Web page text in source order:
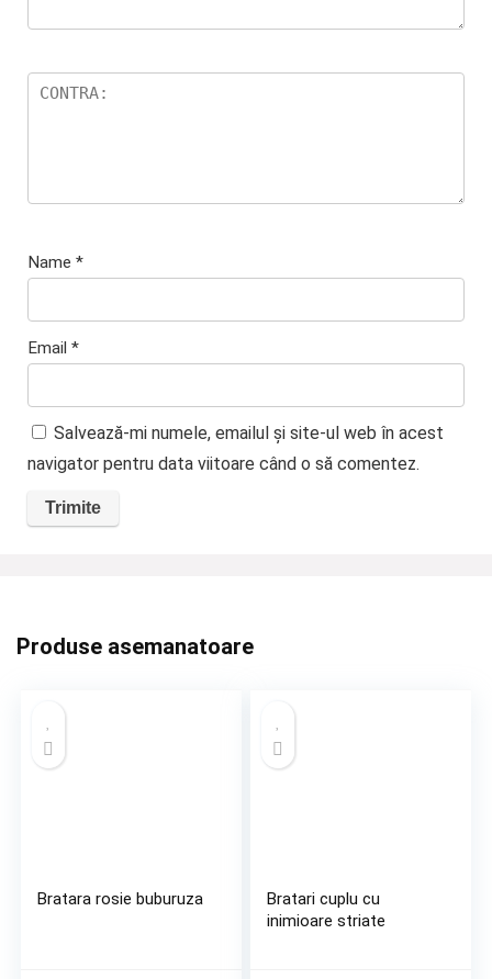
Name *
Email *
Salvează-mi numele, emailul și site-ul web în acest
navigator pentru data viitoare când o să comentez.
Produse asemanatoare
Bratara rosie buburuza
Bratari cuplu cu
inimioare striate